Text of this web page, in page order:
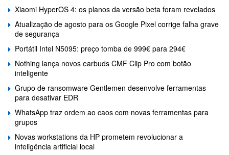
Xiaomi HyperOS 4: os planos da versão beta foram revelados
Atualização de agosto para os Google Pixel corrige falha grave
de segurança
Portátil Intel N5095: preço tomba de 999€ para 294€
Nothing lança novos earbuds CMF Clip Pro com botão
inteligente
Grupo de ransomware Gentlemen desenvolve ferramentas
para desativar EDR
WhatsApp traz ordem ao caos com novas ferramentas para
grupos
Novas workstations da HP prometem revolucionar a
inteligência artificial local